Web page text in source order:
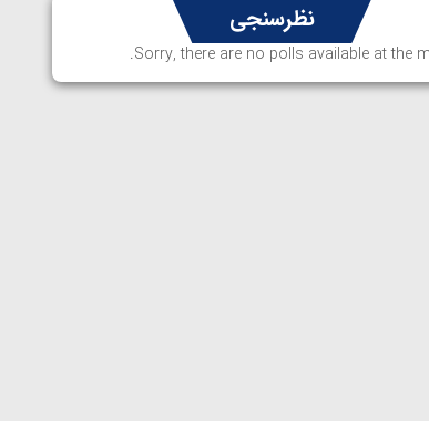
نظرسنجی
Sorry, there are no polls available at the